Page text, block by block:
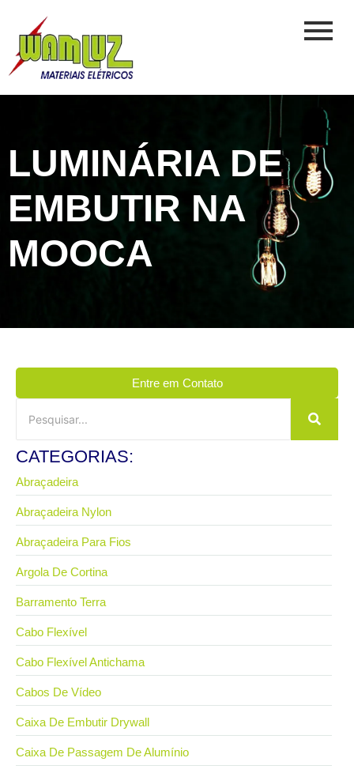
LUMINÁRIA DE
EMBUTIR NA
MOOCA
Entre em Contato
CATEGORIAS:
Abraçadeira
Abraçadeira Nylon
Abraçadeira Para Fios
Argola De Cortina
Barramento Terra
Cabo Flexível
Cabo Flexível Antichama
Cabos De Vídeo
Caixa De Embutir Drywall
Caixa De Passagem De Alumínio